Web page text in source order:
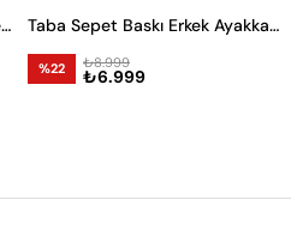
Siyah Klasik Loafer Kösele Erkek Ayakkabı -6968- Taba Sepet Baskı Erkek Ayakkabı -11832-
%22 ₺6.999
₺8.999